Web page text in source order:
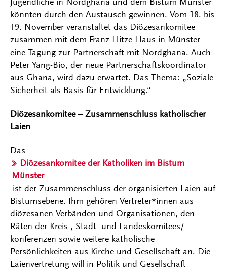
könnten durch den Austausch gewinnen. Vom 18. bis
19. November veranstaltet das Diözesankomitee
zusammen mit dem Franz-Hitze-Haus in Münster
eine Tagung zur Partnerschaft mit Nordghana. Auch
Peter Yang-Bio, der neue Partnerschaftskoordinator
aus Ghana, wird dazu erwartet. Das Thema: „Soziale
Sicherheit als Basis für Entwicklung.“
Diözesankomitee – Zusammenschluss katholischer
Laien
Das
Diözesankomitee der Katholiken im Bistum
Münster
ist der Zusammenschluss der organisierten Laien auf
Bistumsebene. Ihm gehören Vertreter*innen aus
diözesanen Verbänden und Organisationen, den
Räten der Kreis-, Stadt- und Landeskomitees/-
konferenzen sowie weitere katholische
Persönlichkeiten aus Kirche und Gesellschaft an. Die
Laienvertretung will in Politik und Gesellschaft